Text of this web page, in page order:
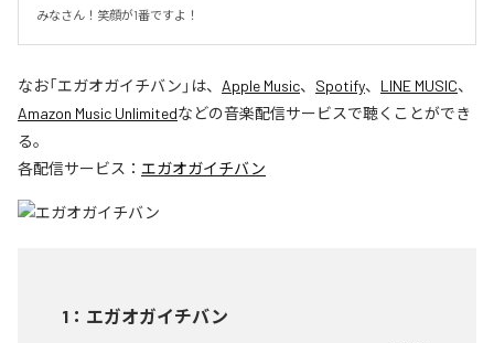
みなさん！笑顔が1番ですよ！
なお「エガオガイチバン 」は、 Apple Music、 Spotify、 LINE MUSIC、
Amazon Music Unlimitedなどの音楽配信サービスで聴くことができ
る。
各配信サービス： エガオガイチバン
1 ： エガオガイチバン